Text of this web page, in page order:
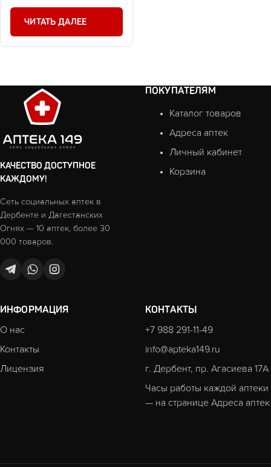
ЧИТАТЬ ДАЛЕЕ
КАЧЕСТВО ДОСТУПНОЕ
КАЖДОМУ!
Сеть социальных аптек в
Дербенте и Дагестанских
Огнях — 10 аптек, более 30
000 товаров.
ПОКУПАТЕЛЯМ
Каталог товаров
Адреса аптек
Личный кабинет
Корзина
ИНФОРМАЦИЯ
О нас
Контакты
Лицензия
КОНТАКТЫ
+7 988 291-11-49
info@apteka149.ru
г. Дербент, пр. Агасиева 17А
Часы работы каждой аптеки
— на странице Адреса аптек